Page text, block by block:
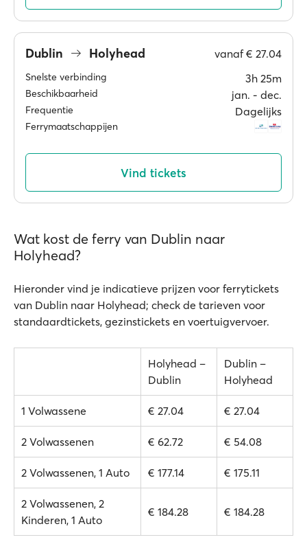
Dublin Holyhead vanaf€ 27.04
Snelste verbinding 3h 25m
Beschikbaarheid jan. ‐ dec.
Frequentie Dagelijks
Ferrymaatschappijen
Vind tickets
Wat kost de ferry van Dublin naar
Holyhead?
Hieronder vind je indicatieve prijzen voor ferrytickets
van Dublin naar Holyhead; check de tarieven voor
standaardtickets, gezinstickets en voertuigvervoer.
Holyhead –
Dublin
Dublin –
Holyhead
1 Volwassene € 27.04 € 27.04
2 Volwassenen € 62.72 € 54.08
2 Volwassenen, 1 Auto € 177.14 € 175.11
2 Volwassenen, 2
Kinderen, 1 Auto
€ 184.28 € 184.28